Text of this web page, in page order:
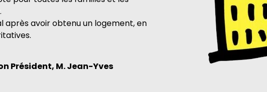
après avoir obtenu un logement, en
Président, M. Jean-Yves